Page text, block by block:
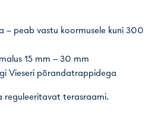
– peab vastu koormusele kuni 300
15 mm – 30 mm
Vieseri põrandatrappidega
reguleeritavat terasraami.